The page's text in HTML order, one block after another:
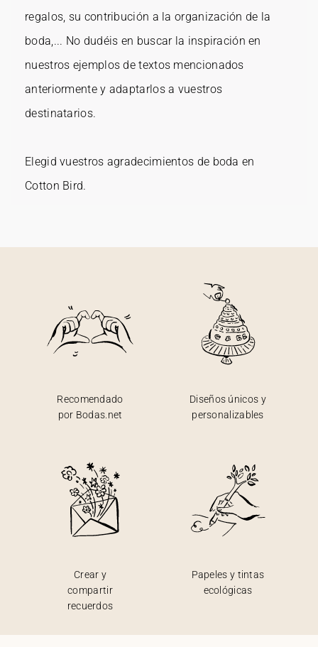
regalos, su contribución a la organización de la
boda,... No dudéis en buscar la inspiración en
nuestros ejemplos de textos mencionados
anteriormente y adaptarlos a vuestros
destinatarios.
Elegid vuestros agradecimientos de boda en
Cotton Bird.
Recomendado
por Bodas.net
Diseños únicos y
personalizables
Crear y
compartir
recuerdos
Papeles y tintas
ecológicas